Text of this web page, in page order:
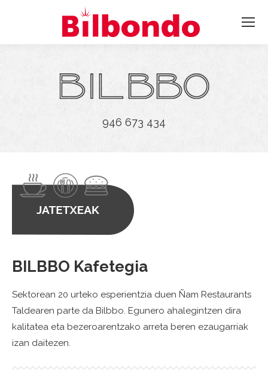
946 673 434
BILBBO Kafetegia
Sektorean 20 urteko esperientzia duen Ñam Restaurants
Taldearen parte da Bilbbo. Egunero ahalegintzen dira
kalitatea eta bezeroarentzako arreta beren ezaugarriak
izan daitezen.